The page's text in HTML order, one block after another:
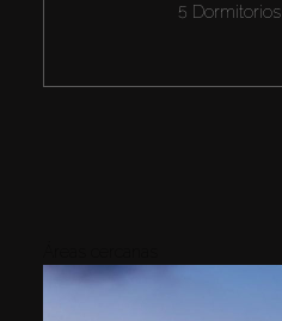
5 Dormitorios